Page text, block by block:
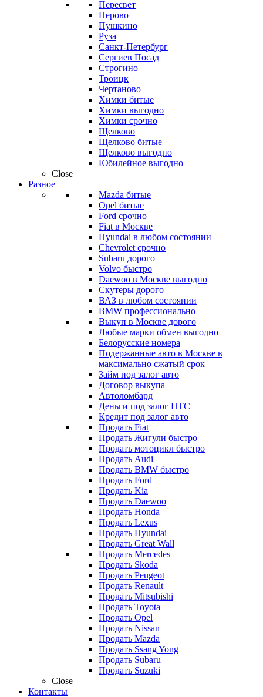
Пересвет
Перово
Пушкино
Руза
Санкт-Петербург
Сергиев Посад
Строгино
Троицк
Чертаново
Химки битые
Химки выгодно
Химки срочно
Щелково
Щелково битые
Щелково выгодно
Юбилейное выгодно
Close
Разное
Mazda битые
Opel битые
Ford срочно
Fiat в Москве
Hyundai в любом состоянии
Chevrolet срочно
Subaru дорого
Volvo быстро
Daewoo в Москве выгодно
Скутеры дорого
ВАЗ в любом состоянии
BMW профессионально
Выкуп в Москве дорого
Любые марки обмен выгодно
Белорусские номера
Подержанные авто в Москве в
максимально сжатый срок
Займ под залог авто
Договор выкупа
Автоломбард
Деньги под залог ПТС
Кредит под залог авто
Продать Fiat
Продать Жигули быстро
Продать мотоцикл быстро
Продать Audi
Продать BMW быстро
Продать Ford
Продать Kia
Продать Daewoo
Продать Honda
Продать Lexus
Продать Hyundai
Продать Great Wall
Продать Mercedes
Продать Skoda
Продать Peugeot
Продать Renault
Продать Mitsubishi
Продать Toyota
Продать Opel
Продать Nissan
Продать Mazda
Продать Ssang Yong
Продать Subaru
Продать Suzuki
Close
Контакты